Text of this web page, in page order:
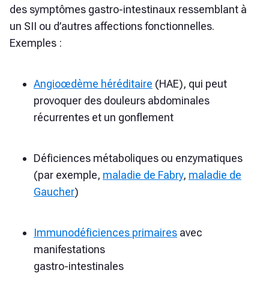
des symptômes gastro-intestinaux ressemblant à
un SII ou d’autres affections fonctionnelles.
Exemples :
Angioœdème héréditaire (HAE), qui peut
provoquer des douleurs abdominales
récurrentes et un gonflement
Déficiences métaboliques ou enzymatiques
(par exemple, maladie de Fabry, maladie de
Gaucher)
Immunodéficiences primaires avec
manifestations
gastro-intestinales